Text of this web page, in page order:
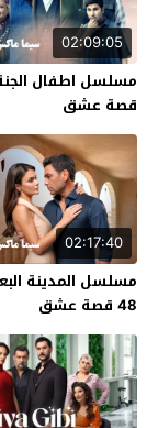
02:09:05
قصة عشق
02:17:40
مسلسل المدينة
48 قصة عشق